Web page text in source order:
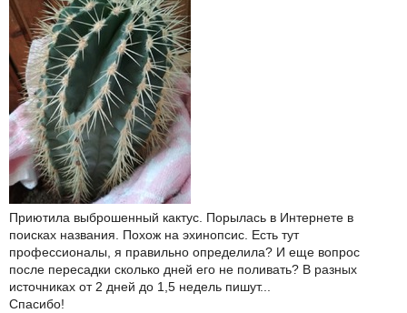
Приютила выброшенный кактус. Порылась в Интернете в
поисках названия. Похож на эхинопсис. Есть тут
профессионалы, я правильно определила? И еще вопрос
после пересадки сколько дней его не поливать? В разных
источниках от 2 дней до 1,5 недель пишут...
Спасибо!